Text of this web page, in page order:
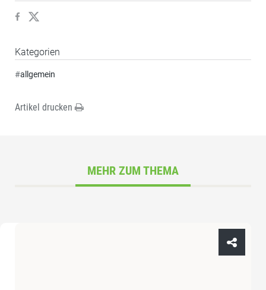
Kategorien
#allgemein
Artikel drucken
MEHR ZUM THEMA